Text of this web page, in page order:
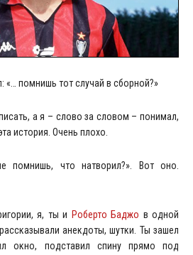
«… помнишь тот случай в сборной?»
а я ­­– слово за словом – понимал,
история. Очень плохо.
помнишь, что натворил?». Вот оно.
я, ты и Роберто Баджо в одной
анекдоты, шутки. Ты зашел
окно, подставил спину прямо под